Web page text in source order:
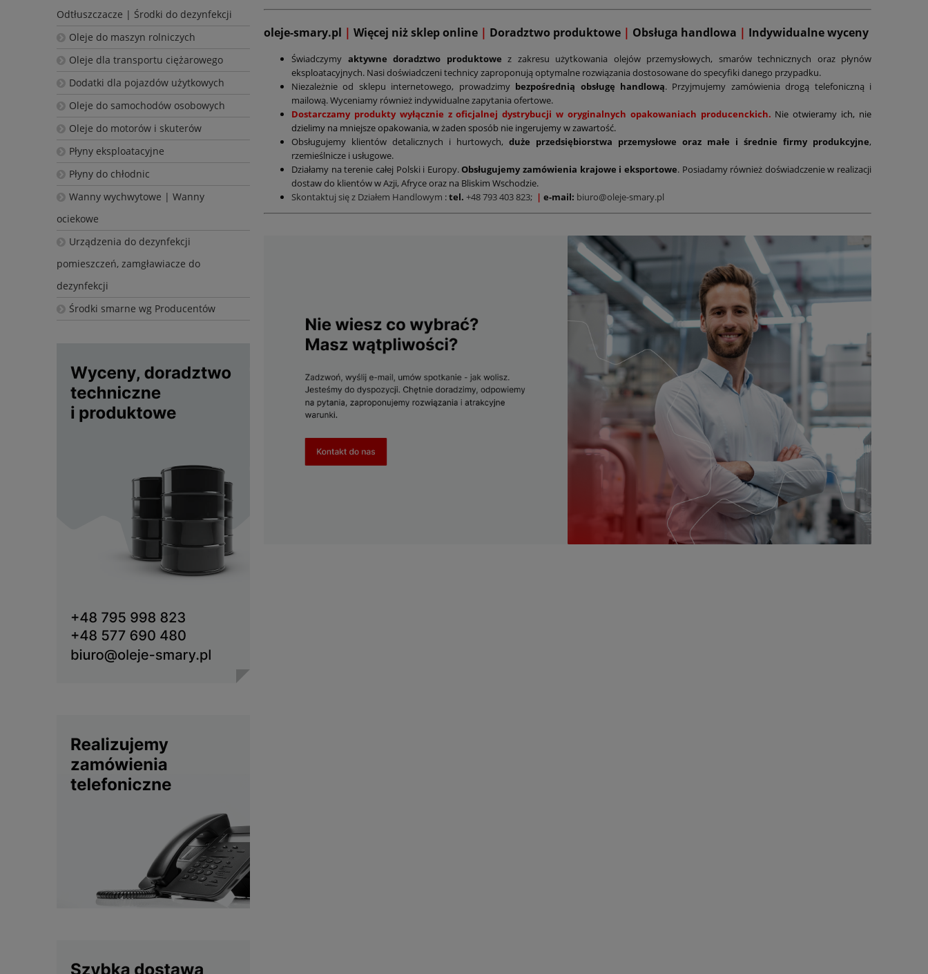
Odtłuszczacze | Środki do dezynfekcji
Oleje do maszyn rolniczych
Oleje dla transportu ciężarowego
Dodatki dla pojazdów użytkowych
Oleje do samochodów osobowych
Oleje do motorów i skuterów
Płyny eksploatacyjne
Płyny do chłodnic
Wanny wychwytowe | Wanny
ociekowe
Urządzenia do dezynfekcji
pomieszczeń, zamgławiacze do
dezynfekcji
Środki smarne wg Producentów
oleje-smary.pl | Więcej niż sklep online | Doradztwo produktowe | Obsługa handlowa | Indywidualne wyceny
Świadczymy aktywne doradztwo produktowe z zakresu użytkowania olejów przemysłowych, smarów technicznych oraz płynów
eksploatacyjnych. Nasi doświadczeni technicy zaproponują optymalne rozwiązania dostosowane do specyfiki danego przypadku.
Niezależnie od sklepu internetowego, prowadzimy bezpośrednią obsługę handlową. Przyjmujemy zamówienia drogą telefoniczną i
mailową. Wyceniamy również indywidualne zapytania ofertowe.
Dostarczamy produkty wyłącznie z oficjalnej dystrybucji w oryginalnych opakowaniach producenckich. Nie otwieramy ich, nie
dzielimy na mniejsze opakowania, w żaden sposób nie ingerujemy w zawartość.
Obsługujemy klientów detalicznych i hurtowych, duże przedsiębiorstwa przemysłowe oraz małe i średnie firmy produkcyjne,
rzemieślnicze i usługowe.
Działamy na terenie całej Polski i Europy.Obsługujemy zamówienia krajowe i eksportowe. Posiadamy również doświadczenie w realizacji
dostaw do klientów w Azji, Afryce oraz na Bliskim Wschodzie.
Skontaktuj się z Działem Handlowym :tel. +48 793 403 823; | e-mail: biuro@oleje-smary.pl